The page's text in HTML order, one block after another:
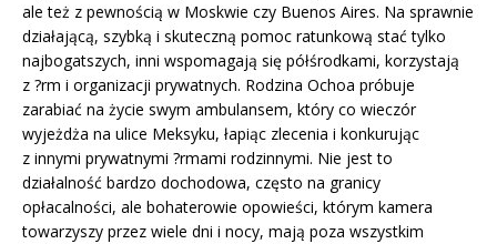
ale też z pewnością w Moskwie czy Buenos Aires. Na sprawnie
działającą, szybką i skuteczną pomoc ratunkową stać tylko
najbogatszych, inni wspomagają się półśrodkami, korzystają
z ?rm i organizacji prywatnych. Rodzina Ochoa próbuje
zarabiać na życie swym ambulansem, który co wieczór
wyjeżdża na ulice Meksyku, łapiąc zlecenia i konkurując
z innymi prywatnymi ?rmami rodzinnymi. Nie jest to
działalność bardzo dochodowa, często na granicy
opłacalności, ale bohaterowie opowieści, którym kamera
towarzyszy przez wiele dni i nocy, mają poza wszystkim